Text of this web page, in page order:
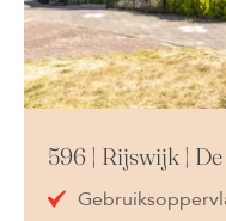
596 | Rijswijk |